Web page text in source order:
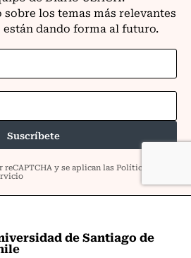
de Santiago de